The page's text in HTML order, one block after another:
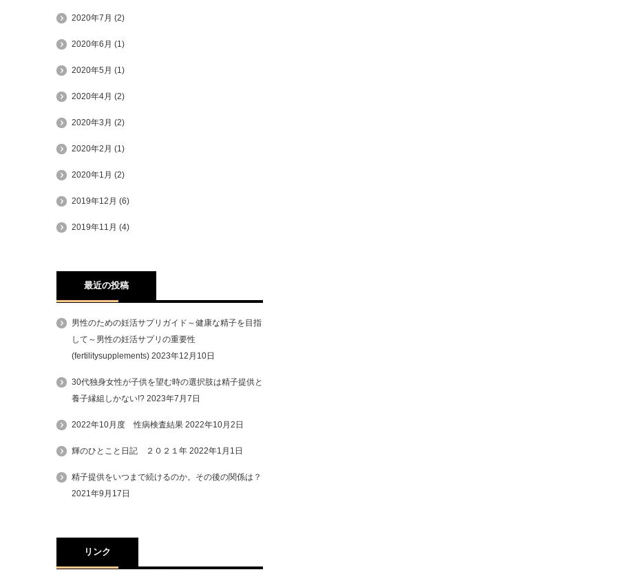
2020年7月 (2)
2020年6月 (1)
2020年5月 (1)
2020年4月 (2)
2020年3月 (2)
2020年2月 (1)
2020年1月 (2)
2019年12月 (6)
2019年11月 (4)
最近の投稿
男性のための妊活サプリガイド～健康な精子を目指
して～男性の妊活サプリの重要性
(fertilitysupplements) 2023年12月10日
30代独身女性が子供を望む時の選択肢は精子提供と
養子縁組しかない!? 2023年7月7日
2022年10月度 性病検査結果 2022年10月2日
輝のひとこと日記 ２０２１年 2022年1月1日
精子提供をいつまで続けるのか。その後の関係は？
2021年9月17日
リンク